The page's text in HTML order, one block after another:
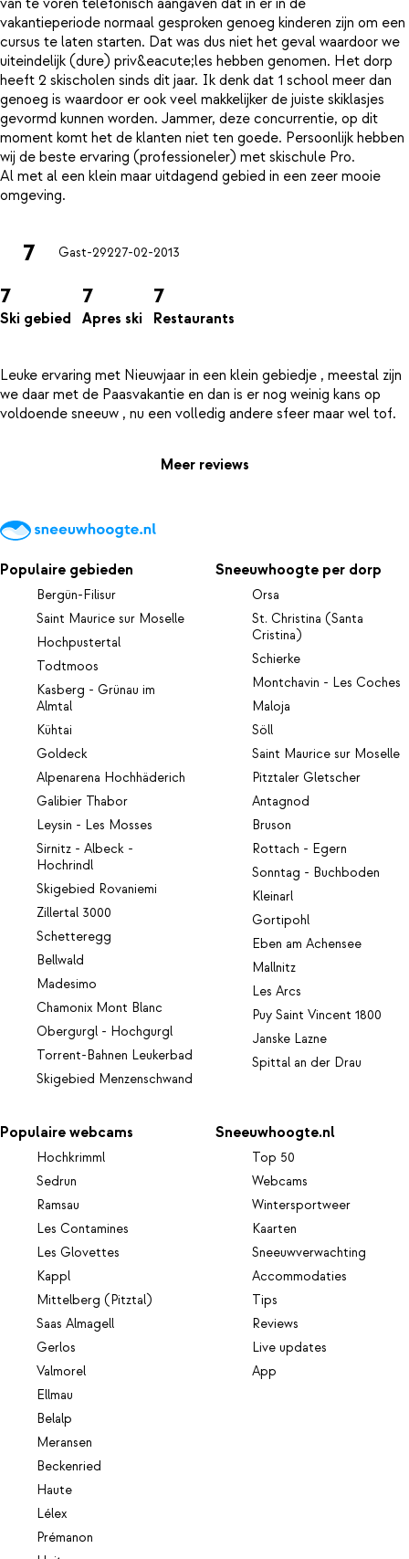
vakantieperiode normaal gesproken genoeg kinderen zijn om een
cursus te laten starten. Dat was dus niet het geval waardoor we
uiteindelijk (dure) priv&eacute;les hebben genomen. Het dorp
heeft 2 skischolen sinds dit jaar. Ik denk dat 1 school meer dan
genoeg is waardoor er ook veel makkelijker de juiste skiklasjes
gevormd kunnen worden. Jammer, deze concurrentie, op dit
moment komt het de klanten niet ten goede. Persoonlijk hebben
wij de beste ervaring (professioneler) met skischule Pro.
Al met al een klein maar uitdagend gebied in een zeer mooie
7 Gast-29227-02-2013
7
Ski gebied
7
Apres ski
7
Restaurants
Leuke ervaring met Nieuwjaar in een klein gebiedje , meestal zijn
we daar met de Paasvakantie en dan is er nog weinig kans op
Meer reviews
Populaire gebieden
Bergün-Filisur
Saint Maurice sur Moselle
Hochpustertal
Todtmoos
Kasberg - Grünau im
Almtal
Kühtai
Goldeck
Alpenarena Hochhäderich
Galibier Thabor
Leysin - Les Mosses
Sirnitz - Albeck -
Hochrindl
Skigebied Rovaniemi
Zillertal 3000
Schetteregg
Bellwald
Madesimo
Chamonix Mont Blanc
Obergurgl - Hochgurgl
Torrent-Bahnen Leukerbad
Skigebied Menzenschwand
Sneeuwhoogte per dorp
Orsa
St. Christina (Santa
Cristina)
Schierke
Montchavin - Les Coches
Maloja
Söll
Saint Maurice sur Moselle
Pitztaler Gletscher
Antagnod
Bruson
Rottach - Egern
Sonntag - Buchboden
Kleinarl
Gortipohl
Eben am Achensee
Mallnitz
Les Arcs
Puy Saint Vincent 1800
Janske Lazne
Spittal an der Drau
Populaire webcams
Hochkrimml
Sedrun
Ramsau
Les Contamines
Les Glovettes
Kappl
Mittelberg (Pitztal)
Saas Almagell
Gerlos
Valmorel
Ellmau
Belalp
Meransen
Beckenried
Haute
Lélex
Prémanon
Sneeuwhoogte.nl
Top 50
Webcams
Wintersportweer
Kaarten
Sneeuwverwachting
Accommodaties
Tips
Reviews
Live updates
App